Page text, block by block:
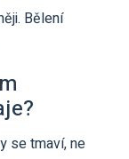
Bělení
se tmaví, ne